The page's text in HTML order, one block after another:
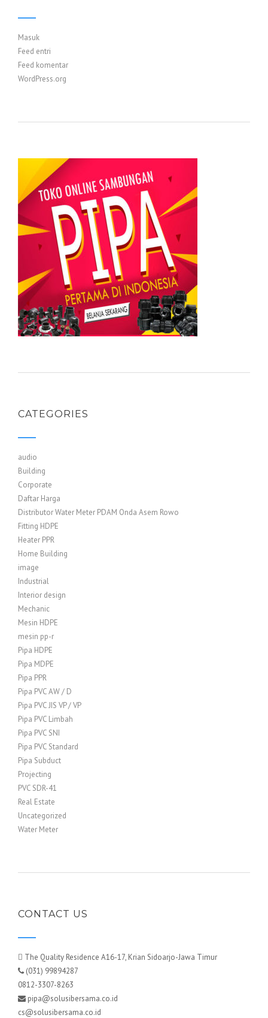
Masuk
Feed entri
Feed komentar
WordPress.org
CATEGORIES
audio
Building
Corporate
Daftar Harga
Distributor Water Meter PDAM Onda Asem Rowo
Fitting HDPE
Heater PPR
Home Building
image
Industrial
Interior design
Mechanic
Mesin HDPE
mesin pp-r
Pipa HDPE
Pipa MDPE
Pipa PPR
Pipa PVC AW / D
Pipa PVC JIS VP / VP
Pipa PVC Limbah
Pipa PVC SNI
Pipa PVC Standard
Pipa Subduct
Projecting
PVC SDR-41
Real Estate
Uncategorized
Water Meter
CONTACT US
The Quality Residence A16-17, Krian Sidoarjo-Jawa Timur
(031) 99894287
0812-3307-8263
pipa@solusibersama.co.id
cs@solusibersama.co.id